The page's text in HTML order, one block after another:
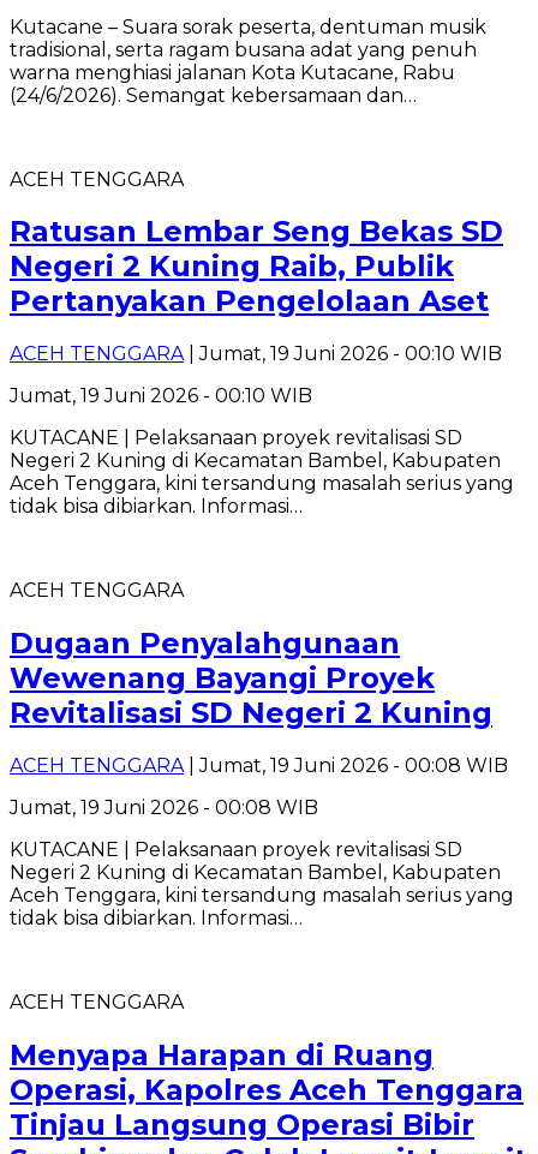
‎Kutacane – Suara sorak peserta, dentuman musik
tradisional, serta ragam busana adat yang penuh
warna menghiasi jalanan Kota Kutacane, Rabu
(24/6/2026). Semangat kebersamaan dan…
ACEH TENGGARA
Ratusan Lembar Seng Bekas SD
Negeri 2 Kuning Raib, Publik
Pertanyakan Pengelolaan Aset
ACEH TENGGARA| Jumat, 19 Juni 2026 - 00:10 WIB
Jumat, 19 Juni 2026 - 00:10 WIB
KUTACANE | Pelaksanaan proyek revitalisasi SD
Negeri 2 Kuning di Kecamatan Bambel, Kabupaten
Aceh Tenggara, kini tersandung masalah serius yang
tidak bisa dibiarkan. Informasi…
ACEH TENGGARA
Dugaan Penyalahgunaan
Wewenang Bayangi Proyek
Revitalisasi SD Negeri 2 Kuning
ACEH TENGGARA| Jumat, 19 Juni 2026 - 00:08 WIB
Jumat, 19 Juni 2026 - 00:08 WIB
KUTACANE | Pelaksanaan proyek revitalisasi SD
Negeri 2 Kuning di Kecamatan Bambel, Kabupaten
Aceh Tenggara, kini tersandung masalah serius yang
tidak bisa dibiarkan. Informasi…
ACEH TENGGARA
Menyapa Harapan di Ruang
Operasi, Kapolres Aceh Tenggara
Tinjau Langsung Operasi Bibir